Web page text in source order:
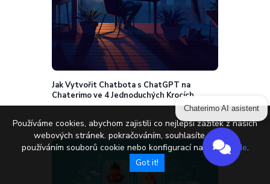
Používáme cookies, abychom zajistili co nejlepší zážitek z našich
webových stránek. pokračováním, souhlasíte s naším
používáním souborů cookie nebo konfigurací nastavení
zde.
Got it!
Jak Vytvořit Chatbota s ChatGPT na
Chaterimo ve 4 Jednoduchých Krocích